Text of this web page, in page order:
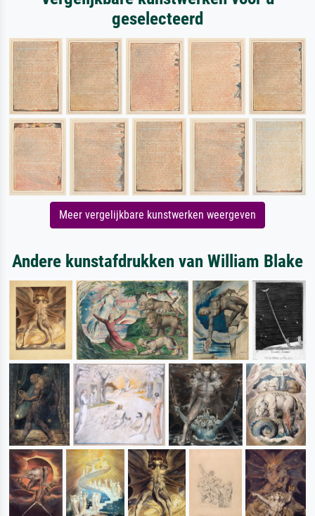
geselecteerd
Meer vergelijkbare kunstwerken weergeven
Andere kunstafdrukken van William Blake